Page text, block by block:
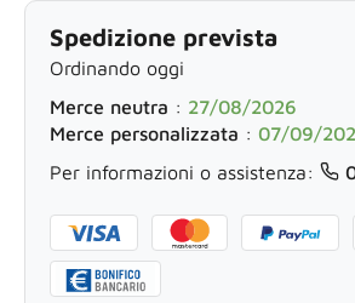
Spedizione prevista
Ordinando oggi
Merce neutra : 27/08/2026
Merce personalizzata : 07/09/
Per informazioni o assistenza: